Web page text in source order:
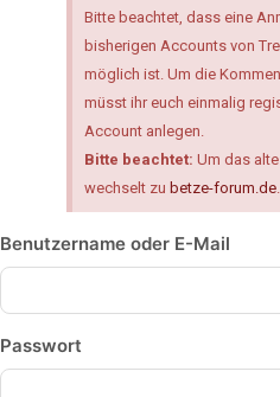
Bitte beachtet, dass eine
bisherigen Accounts von
möglich ist. Um die
müsst ihr euch einmalig
Account anlegen.
Bitte beachtet: Um das
wechselt zu betze-forum.de.
Benutzername oder E-Mail
Passwort